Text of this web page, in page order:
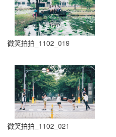
微笑拍拍_1102_019
微笑拍拍_1102_021